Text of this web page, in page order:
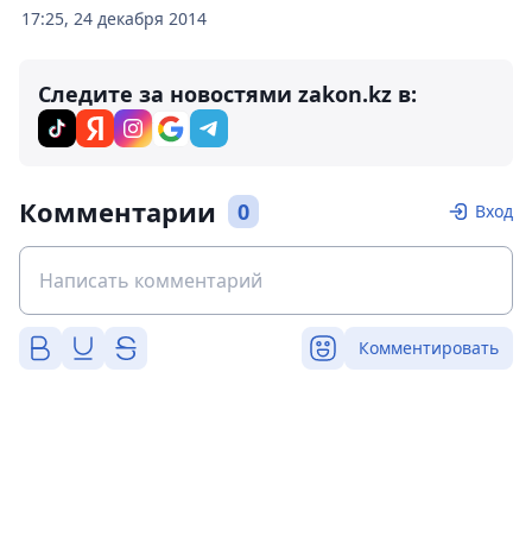
17:25, 24 декабря 2014
Следите за новостями zakon.kz в:
Комментарии 0 Вход
Комментировать